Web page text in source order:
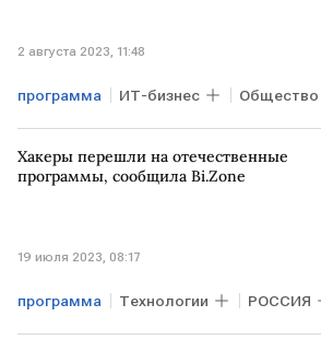
2 августа 2023, 11:48
программа ИТ-бизнес Общество
Бизнес Технологии РОССИЯ
Правительство РФ
Хакеры перешли на отечественные
программы, сообщила Bi.Zone
19 июля 2023, 08:17
программа Технологии РОССИЯ
хакеры